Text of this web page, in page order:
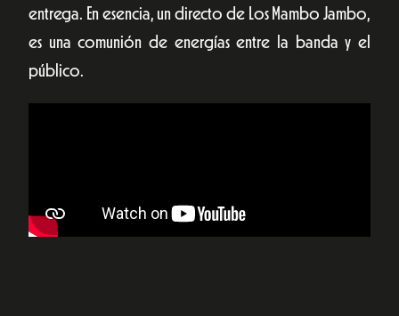
entrega. En esencia, un directo de Los Mambo Jambo,
es una comunión de energías entre la banda y el
público.